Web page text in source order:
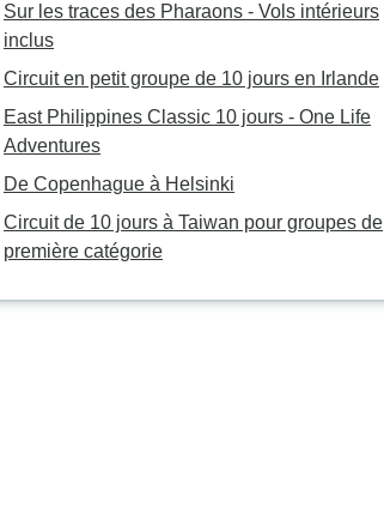
Sur les traces des Pharaons - Vols intérieurs
inclus
Circuit en petit groupe de 10 jours en Irlande
East Philippines Classic 10 jours - One Life
Adventures
De Copenhague à Helsinki
Circuit de 10 jours à Taiwan pour groupes de
première catégorie